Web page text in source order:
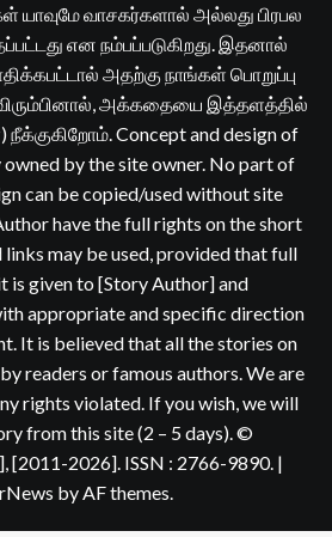
யாவுமே வாசகர்களால் அல்லது பிரபல
என நம்பப்படுகிறது. இதனால்
அதற்கு நாங்கள் பொறுப்பு
விரும்பினால், அக்கதையை இத்தளத்தில்
நீக்குகிறோம். Concept and design of
by the site owner. No part of
can be copied/used without site
have the full rights on the short
may be used, provided that full
is given to [Story Author] and
appropriate and specific direction
It is believed that all the stories on
readers or famous authors. We are
rights violated. If you wish, we will
from this site (2 – 5 days). ©
[2011-2026]. ISSN : 2766-9890. |
by AF themes.